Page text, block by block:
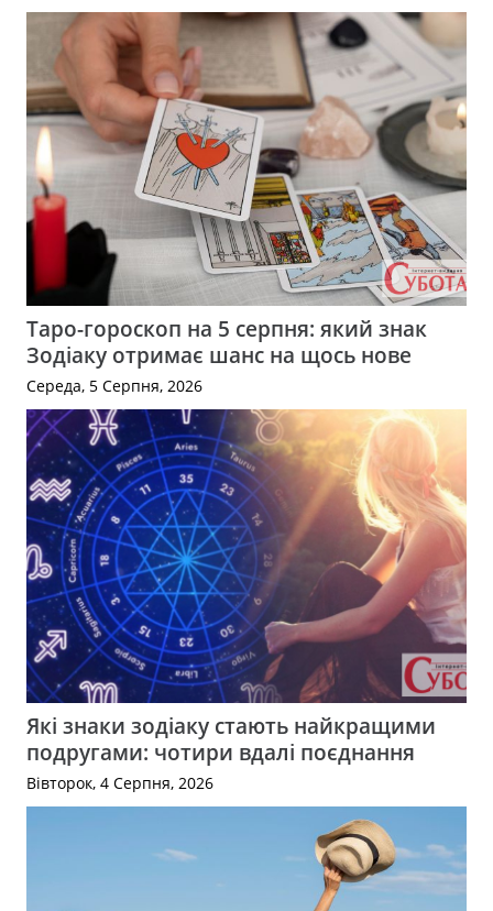
Таро-гороскоп на 5 серпня: який знак
Зодіаку отримає шанс на щось нове
Середа, 5 Серпня, 2026
Які знаки зодіаку стають найкращими
подругами: чотири вдалі поєднання
Вівторок, 4 Серпня, 2026